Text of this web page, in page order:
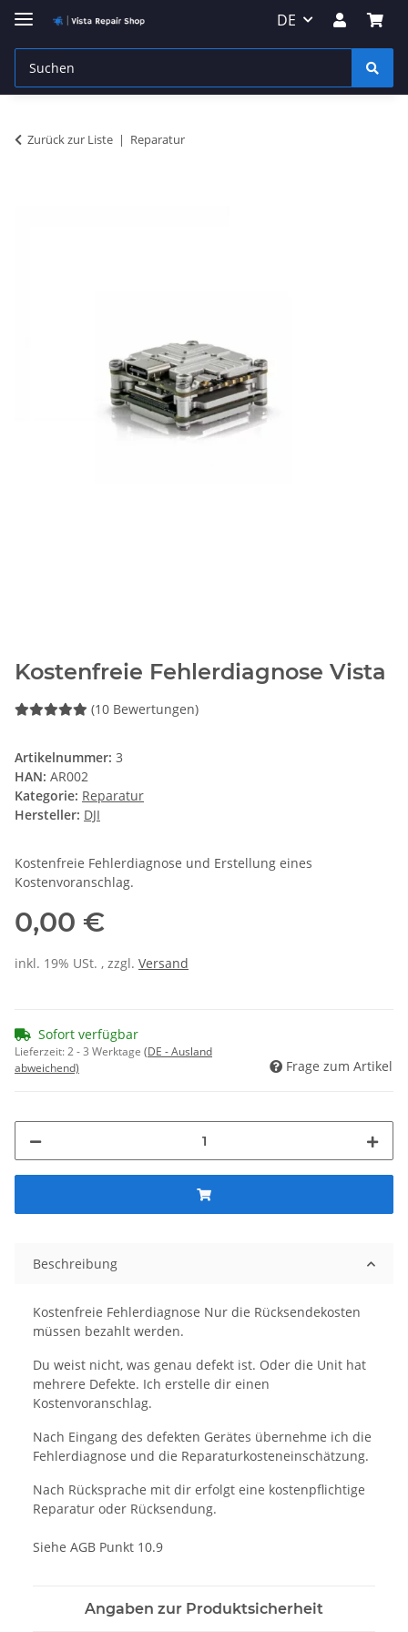
DE
Zurück zur Liste Reparatur
Kostenfreie Fehlerdiagnose Vista
(10 Bewertungen)
Artikelnummer: 3
HAN: AR002
Kategorie: Reparatur
Hersteller: DJI
Kostenfreie Fehlerdiagnose und Erstellung eines
Kostenvoranschlag.
0,00 €
inkl. 19% USt. , zzgl. Versand
Sofort verfügbar
Lieferzeit:2 - 3 Werktage (DE - Ausland
abweichend)
Frage zum Artikel
Beschreibung
Kostenfreie Fehlerdiagnose Nur die Rücksendekosten
müssen bezahlt werden.
Du weist nicht, was genau defekt ist. Oder die Unit hat
mehrere Defekte. Ich erstelle dir einen
Kostenvoranschlag.
Nach Eingang des defekten Gerätes übernehme ich die
Fehlerdiagnose und die Reparaturkosteneinschätzung.
Nach Rücksprache mit dir erfolgt eine kostenpflichtige
Reparatur oder Rücksendung.
Siehe AGB Punkt 10.9
Angaben zur Produktsicherheit